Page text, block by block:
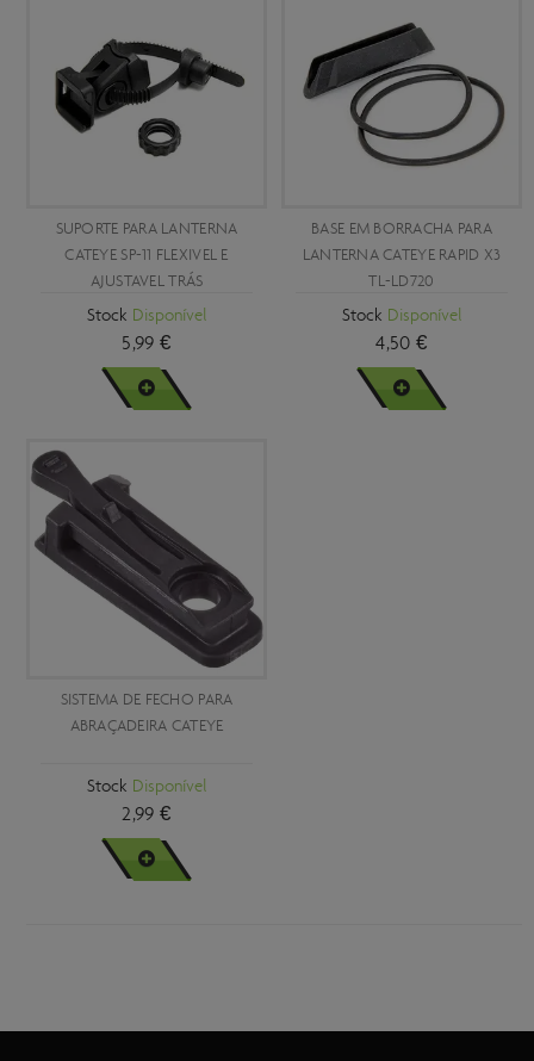
SUPORTE PARA LANTERNA
CATEYE SP-11 FLEXIVEL E
AJUSTAVEL TRÁS
Stock Disponível
5,99 €
VER MAIS
BASE EM BORRACHA PARA
LANTERNA CATEYE RAPID X3
TL-LD720
Stock Disponível
4,50 €
VER MAIS
SISTEMA DE FECHO PARA
ABRAÇADEIRA CATEYE
Stock Disponível
2,99 €
VER MAIS